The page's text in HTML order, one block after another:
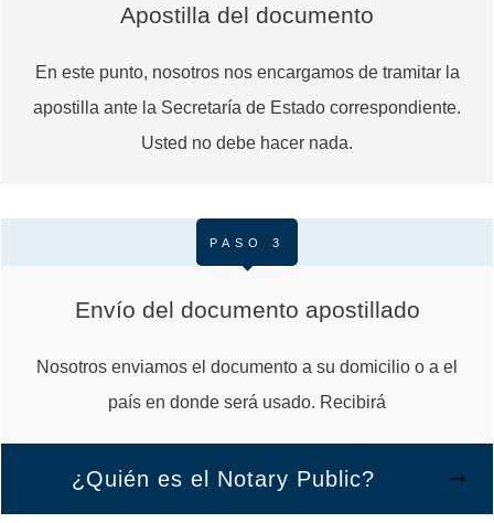
Apostilla del documento
En este punto, nosotros nos encargamos de tramitar la
apostilla ante la Secretaría de Estado correspondiente.
Usted no debe hacer nada.
PASO 3
Envío del documento apostillado
Nosotros enviamos el documento a su domicilio o a el
país en donde será usado. Recibirá
¿Quién es el Notary Public?